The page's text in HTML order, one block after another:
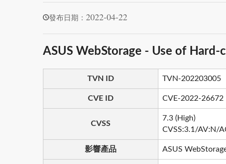
發布日期： 2022-04-22
ASUS WebStorage - Use of Hard-
TVN ID TVN-202203005
CVE ID CVE-2022-26672
CVSS
7.3 (High)
CVSS:3.1/AV:N/
影響產品 ASUS